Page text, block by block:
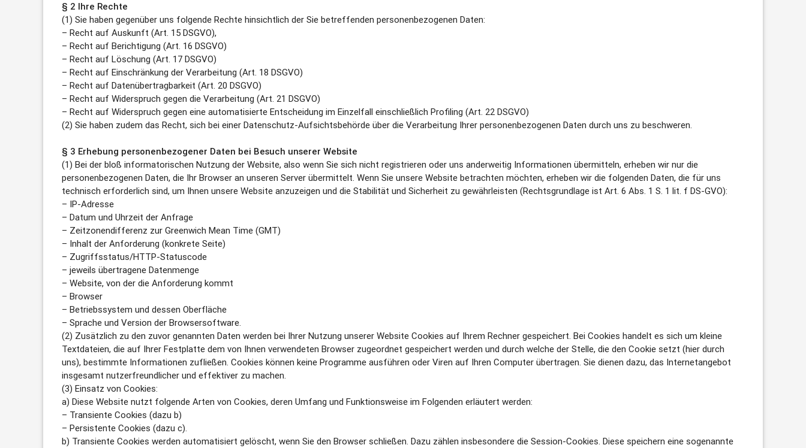
§ 2 Ihre Rechte
(1) Sie haben gegenüber uns folgende Rechte hinsichtlich der Sie betreffenden personenbezogenen Daten:
– Recht auf Auskunft (Art. 15 DSGVO),
– Recht auf Berichtigung (Art. 16 DSGVO)
– Recht auf Löschung (Art. 17 DSGVO)
– Recht auf Einschränkung der Verarbeitung (Art. 18 DSGVO)
– Recht auf Datenübertragbarkeit (Art. 20 DSGVO)
– Recht auf Widerspruch gegen die Verarbeitung (Art. 21 DSGVO)
– Recht auf Widerspruch gegen eine automatisierte Entscheidung im Einzelfall einschließlich Profiling (Art. 22 DSGVO)
(2) Sie haben zudem das Recht, sich bei einer Datenschutz-Aufsichtsbehörde über die Verarbeitung Ihrer personenbezogenen Daten durch uns zu beschweren.
§ 3 Erhebung personenbezogener Daten bei Besuch unserer Website
(1) Bei der bloß informatorischen Nutzung der Website, also wenn Sie sich nicht registrieren oder uns anderweitig Informationen übermitteln, erheben wir nur die
personenbezogenen Daten, die Ihr Browser an unseren Server übermittelt. Wenn Sie unsere Website betrachten möchten, erheben wir die folgenden Daten, die für uns
technisch erforderlich sind, um Ihnen unsere Website anzuzeigen und die Stabilität und Sicherheit zu gewährleisten (Rechtsgrundlage ist Art. 6 Abs. 1 S. 1 lit. f DS-GVO):
– IP-Adresse
– Datum und Uhrzeit der Anfrage
– Zeitzonendifferenz zur Greenwich Mean Time (GMT)
– Inhalt der Anforderung (konkrete Seite)
– Zugriffsstatus/HTTP-Statuscode
– jeweils übertragene Datenmenge
– Website, von der die Anforderung kommt
– Browser
– Betriebssystem und dessen Oberfläche
– Sprache und Version der Browsersoftware.
(2) Zusätzlich zu den zuvor genannten Daten werden bei Ihrer Nutzung unserer Website Cookies auf Ihrem Rechner gespeichert. Bei Cookies handelt es sich um kleine
Textdateien, die auf Ihrer Festplatte dem von Ihnen verwendeten Browser zugeordnet gespeichert werden und durch welche der Stelle, die den Cookie setzt (hier durch
uns), bestimmte Informationen zufließen. Cookies können keine Programme ausführen oder Viren auf Ihren Computer übertragen. Sie dienen dazu, das Internetangebot
insgesamt nutzerfreundlicher und effektiver zu machen.
(3) Einsatz von Cookies:
a) Diese Website nutzt folgende Arten von Cookies, deren Umfang und Funktionsweise im Folgenden erläutert werden:
– Transiente Cookies (dazu b)
– Persistente Cookies (dazu c).
b) Transiente Cookies werden automatisiert gelöscht, wenn Sie den Browser schließen. Dazu zählen insbesondere die Session-Cookies. Diese speichern eine sogenannte